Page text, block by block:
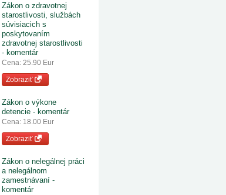
Zákon o zdravotnej
starostlivosti, službách
súvisiacich s
poskytovaním
zdravotnej starostlivosti
- komentár
Cena: 25.90 Eur
Zobraziť
Zákon o výkone
detencie - komentár
Cena: 18.00 Eur
Zobraziť
Zákon o nelegálnej práci
a nelegálnom
zamestnávaní -
komentár